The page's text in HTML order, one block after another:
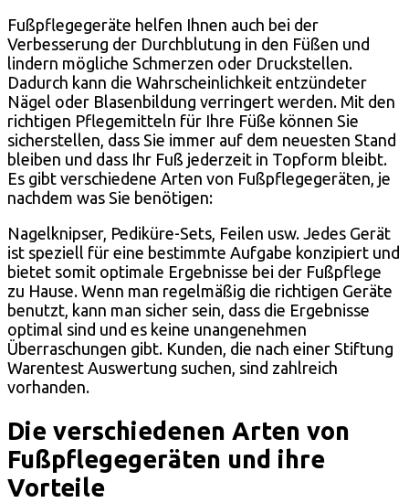
Fußpflegegeräte helfen Ihnen auch bei der
Verbesserung der Durchblutung in den Füßen und
lindern mögliche Schmerzen oder Druckstellen.
Dadurch kann die Wahrscheinlichkeit entzündeter
Nägel oder Blasenbildung verringert werden. Mit den
richtigen Pflegemitteln für Ihre Füße können Sie
sicherstellen, dass Sie immer auf dem neuesten Stand
bleiben und dass Ihr Fuß jederzeit in Topform bleibt.
Es gibt verschiedene Arten von Fußpflegegeräten, je
nachdem was Sie benötigen:
Nagelknipser, Pediküre-Sets, Feilen usw. Jedes Gerät
ist speziell für eine bestimmte Aufgabe konzipiert und
bietet somit optimale Ergebnisse bei der Fußpflege
zu Hause. Wenn man regelmäßig die richtigen Geräte
benutzt, kann man sicher sein, dass die Ergebnisse
optimal sind und es keine unangenehmen
Überraschungen gibt. Kunden, die nach einer Stiftung
Warentest Auswertung suchen, sind zahlreich
vorhanden.
Die verschiedenen Arten von
Fußpflegegeräten und ihre
Vorteile